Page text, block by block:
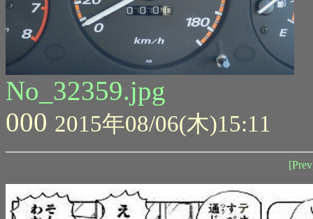
No_32359.jpg
000 2015年08/06(木)15:11